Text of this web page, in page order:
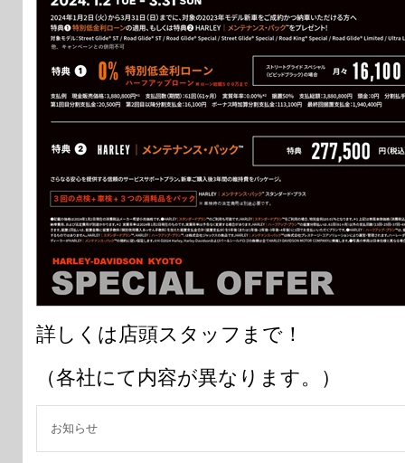
詳しくは店頭スタッフまで！
（各社にて内容が異なります。）
お知らせ